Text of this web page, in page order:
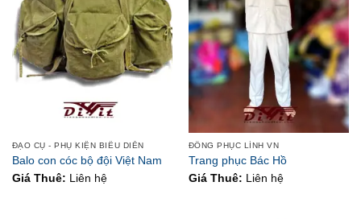
ĐẠO CỤ - PHỤ KIỆN BIỂU DIỄN
Balo con cóc bộ đội Việt Nam
Giá Thuê: Liên hệ
ĐỒNG PHỤC LÍNH VN
Trang phục Bác Hồ
Giá Thuê: Liên hệ